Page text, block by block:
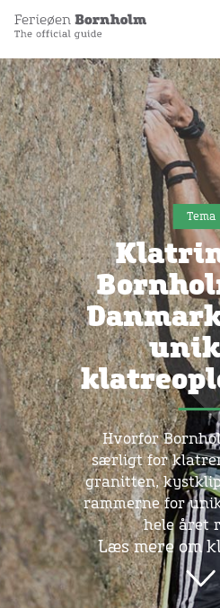
Tema
Hvorfor
særligt for
granitten,
rammerne for
hele året
Læs mere om